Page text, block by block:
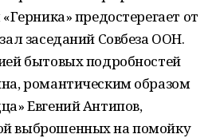
предостерегает от
заседаний Совбеза ООН.
бытовых подробностей
романтическим образом
Евгений Антипов,
выброшенных на помойку